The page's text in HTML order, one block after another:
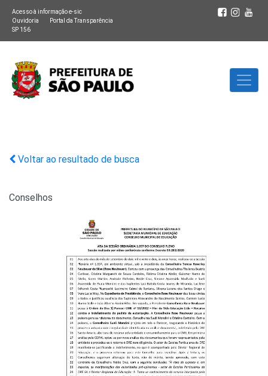
Acesso à informação e-sic
Ouvidoria
Portal da Transparência
SP 156
Voltar ao resultado de busca
Conselhos